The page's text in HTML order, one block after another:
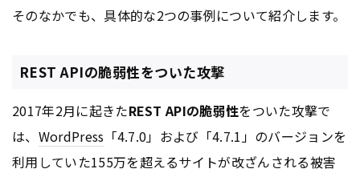
そのなかでも、具体的な2つの事例について紹介します。
REST APIの脆弱性をついた攻撃
2017年2月に起きたREST APIの脆弱性をついた攻撃で
は、 WordPress 「4.7.0」および「4.7.1」のバージョンを
利用していた155万を超えるサイトが改ざんされる被害